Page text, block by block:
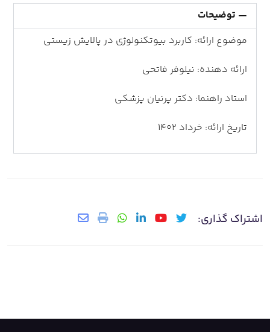
توضیحات
موضوع ارائه: کاربرد بیوتکنولوژی در پالایش زیستی
ارائه دهنده: نیلوفر فاتحی
استاد راهنما: دکتر پرنیان پزشکی
تاریخ ارائه: خرداد 1402
اشتراک گذاری: